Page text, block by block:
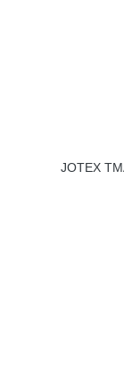
JOTEX